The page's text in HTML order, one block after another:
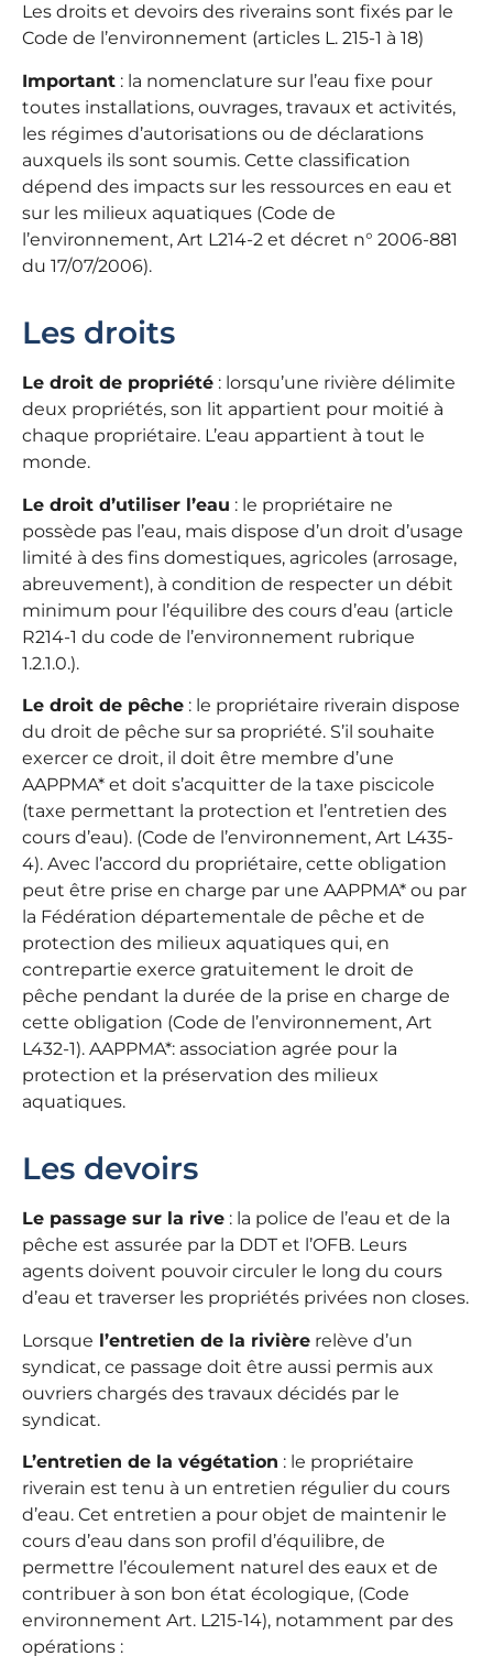
Les droits et devoirs des riverains sont fixés par le
Code de l’environnement (articles L. 215-1 à 18)
Important : la nomenclature sur l’eau fixe pour
toutes installations, ouvrages, travaux et activités,
les régimes d’autorisations ou de déclarations
auxquels ils sont soumis. Cette classification
dépend des impacts sur les ressources en eau et
sur les milieux aquatiques (Code de
l’environnement, Art L214-2 et décret n° 2006-881
du 17/07/2006).
Les droits
Le droit de propriété : lorsqu’une rivière délimite
deux propriétés, son lit appartient pour moitié à
chaque propriétaire. L’eau appartient à tout le
monde.
Le droit d’utiliser l’eau : le propriétaire ne
possède pas l’eau, mais dispose d’un droit d’usage
limité à des fins domestiques, agricoles (arrosage,
abreuvement), à condition de respecter un débit
minimum pour l’équilibre des cours d’eau (article
R214-1 du code de l’environnement rubrique
1.2.1.0.).
Le droit de pêche : le propriétaire riverain dispose
du droit de pêche sur sa propriété. S’il souhaite
exercer ce droit, il doit être membre d’une
AAPPMA* et doit s’acquitter de la taxe piscicole
(taxe permettant la protection et l’entretien des
cours d’eau). (Code de l’environnement, Art L435-
4). Avec l’accord du propriétaire, cette obligation
peut être prise en charge par une AAPPMA* ou par
la Fédération départementale de pêche et de
protection des milieux aquatiques qui, en
contrepartie exerce gratuitement le droit de
pêche pendant la durée de la prise en charge de
cette obligation (Code de l’environnement, Art
L432-1). AAPPMA*: association agrée pour la
protection et la préservation des milieux
aquatiques.
Les devoirs
Le passage sur la rive : la police de l’eau et de la
pêche est assurée par la DDT et l’OFB. Leurs
agents doivent pouvoir circuler le long du cours
d’eau et traverser les propriétés privées non closes.
Lorsque l’entretien de la rivière relève d’un
syndicat, ce passage doit être aussi permis aux
ouvriers chargés des travaux décidés par le
syndicat.
L’entretien de la végétation : le propriétaire
riverain est tenu à un entretien régulier du cours
d’eau. Cet entretien a pour objet de maintenir le
cours d’eau dans son profil d’équilibre, de
permettre l’écoulement naturel des eaux et de
contribuer à son bon état écologique, (Code
environnement Art. L215-14), notamment par des
opérations :